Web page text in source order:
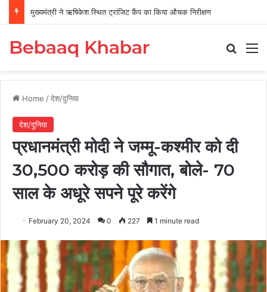
मुख्यमंत्री ने ऋषिकेश स्थित ट्रांजिट कैंप का किया औचक निरीक्षण
Bebaaq Khabar
Home /देश/दुनिया
देश/दुनिया
प्रधानमंत्री मोदी ने जम्मू-कश्मीर को दी
30,500 करोड़ की सौगात, बोले- 70
साल के अधूरे सपने पूरे करेंगे
February 20, 2024 0 227 1 minute read